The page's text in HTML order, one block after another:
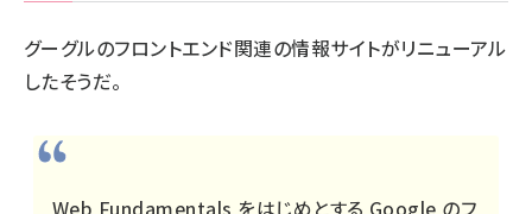
グーグルのフロントエンド関連の情報サイトがリニューアル
したそうだ。
Web Fundamentals をはじめとする Google のフ